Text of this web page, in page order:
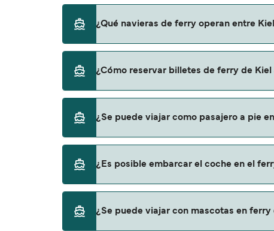
incluye los gastos de reserva.
¿Qué navieras de ferry operan entre
¿Cómo reservar billetes de ferry de Kiel
para descrubrir las últimas promociones y
¿Se puede viajar como pasajero a pie
¿Es posible embarcar el coche en el
¿Se puede viajar con mascotas en